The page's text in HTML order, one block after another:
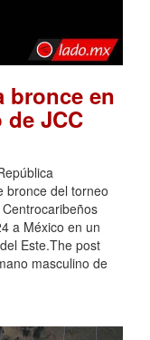
bronce en
JCC
bronce del torneo
a México en un
Este.The post
masculino de